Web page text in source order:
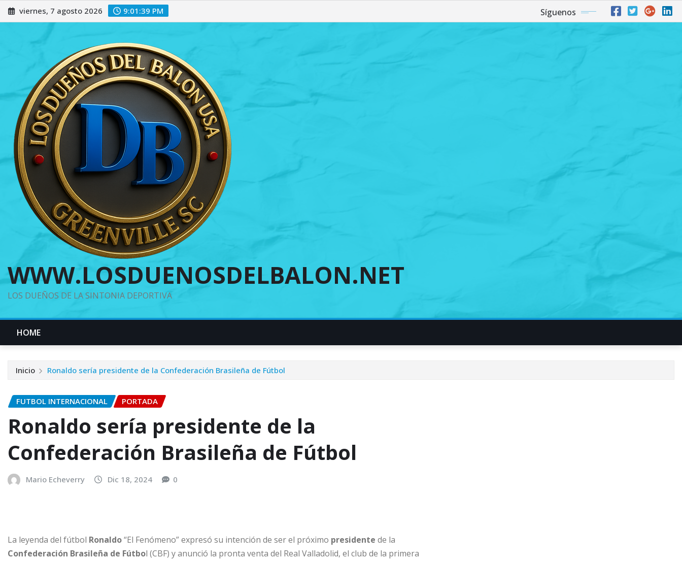
Saltar
al
viernes, 7 agosto 2026 9:01:40 PM Síguenos
WWW.LOSDUENOSDELBALON.NET
LOS DUEÑOS DE LA SINTONIA DEPORTIVA
HOME
Inicio Ronaldo sería presidente de la Confederación Brasileña de Fútbol
FUTBOL INTERNACIONAL PORTADA
Ronaldo sería presidente de la
Confederación Brasileña de Fútbol
Mario Echeverry Dic 18, 2024 0
La leyenda del fútbol Ronaldo“El Fenómeno” expresó su intención de ser el próximo presidente de la
Confederación Brasileña de Fútbol (CBF) y anunció la pronta venta del Real Valladolid, el club de la primera